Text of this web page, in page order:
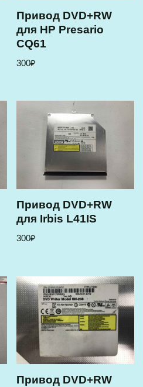
Привод DVD+RW
для HP Presario
CQ61
300₽
Привод DVD+RW
для Irbis L41IS
300₽
Привод DVD+RW